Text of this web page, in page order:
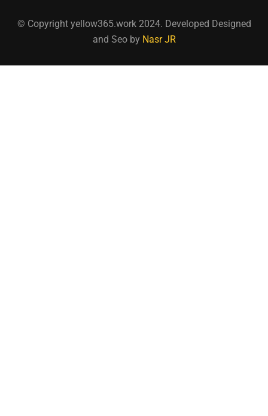
© Copyright yellow365.work 2024. Developed Designed
and Seo by Nasr JR